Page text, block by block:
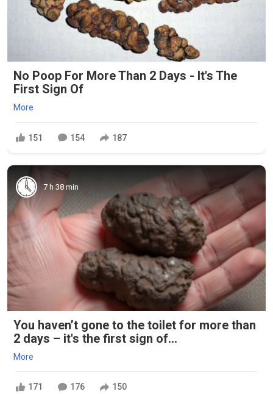
No Poop For More Than 2 Days - It's The
First Sign Of
More
151 154 187
7 h 38 min
You haven’t gone to the toilet for more than
2 days – it's the first sign of...
More
171 176 150